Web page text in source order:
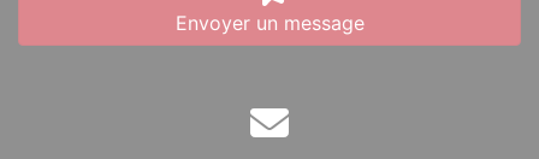
Envoyer un message